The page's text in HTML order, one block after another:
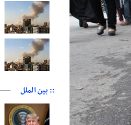
:: بین الملل